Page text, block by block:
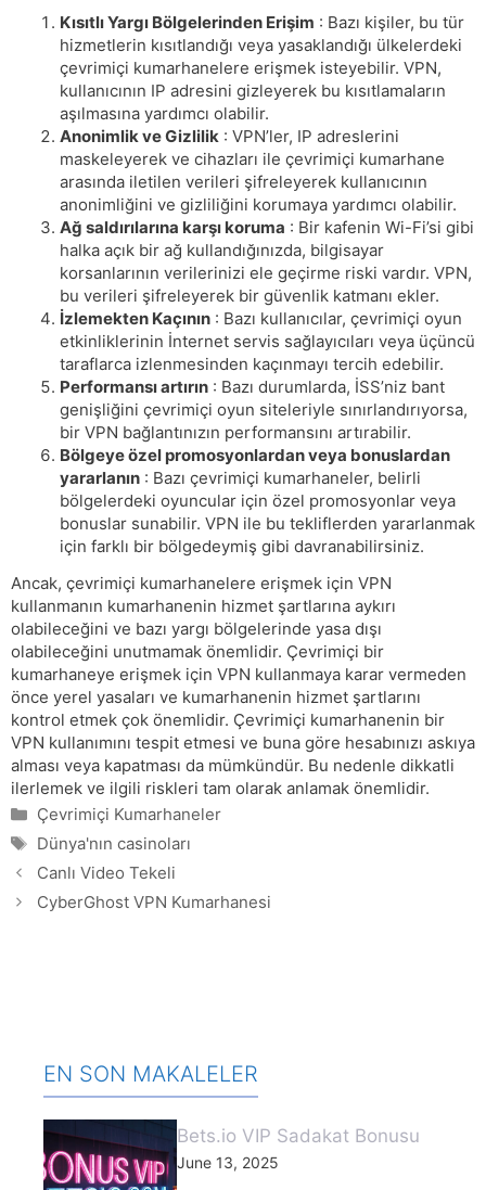
Kısıtlı Yargı Bölgelerinden Erişim : Bazı kişiler, bu tür
hizmetlerin kısıtlandığı veya yasaklandığı ülkelerdeki
çevrimiçi kumarhanelere erişmek isteyebilir. VPN,
kullanıcının IP adresini gizleyerek bu kısıtlamaların
aşılmasına yardımcı olabilir.
Anonimlik ve Gizlilik : VPN’ler, IP adreslerini
maskeleyerek ve cihazları ile çevrimiçi kumarhane
arasında iletilen verileri şifreleyerek kullanıcının
anonimliğini ve gizliliğini korumaya yardımcı olabilir.
Ağ saldırılarına karşı koruma : Bir kafenin Wi-Fi’si gibi
halka açık bir ağ kullandığınızda, bilgisayar
korsanlarının verilerinizi ele geçirme riski vardır. VPN,
bu verileri şifreleyerek bir güvenlik katmanı ekler.
İzlemekten Kaçının : Bazı kullanıcılar, çevrimiçi oyun
etkinliklerinin İnternet servis sağlayıcıları veya üçüncü
taraflarca izlenmesinden kaçınmayı tercih edebilir.
Performansı artırın : Bazı durumlarda, İSS’niz bant
genişliğini çevrimiçi oyun siteleriyle sınırlandırıyorsa,
bir VPN bağlantınızın performansını artırabilir.
Bölgeye özel promosyonlardan veya bonuslardan
yararlanın : Bazı çevrimiçi kumarhaneler, belirli
bölgelerdeki oyuncular için özel promosyonlar veya
bonuslar sunabilir. VPN ile bu tekliflerden yararlanmak
için farklı bir bölgedeymiş gibi davranabilirsiniz.
Ancak, çevrimiçi kumarhanelere erişmek için VPN
kullanmanın kumarhanenin hizmet şartlarına aykırı
olabileceğini ve bazı yargı bölgelerinde yasa dışı
olabileceğini unutmamak önemlidir. Çevrimiçi bir
kumarhaneye erişmek için VPN kullanmaya karar vermeden
önce yerel yasaları ve kumarhanenin hizmet şartlarını
kontrol etmek çok önemlidir. Çevrimiçi kumarhanenin bir
VPN kullanımını tespit etmesi ve buna göre hesabınızı askıya
alması veya kapatması da mümkündür. Bu nedenle dikkatli
ilerlemek ve ilgili riskleri tam olarak anlamak önemlidir.
Categories
Çevrimiçi Kumarhaneler
Tags
Dünya'nın casinoları
Canlı Video Tekeli
CyberGhost VPN Kumarhanesi
EN SON MAKALELER
Bets.io VIP Sadakat Bonusu
June 13, 2025